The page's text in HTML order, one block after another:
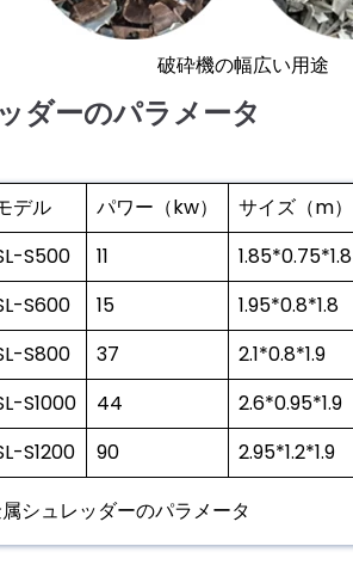
破砕機の幅広い用途
ダーのパラメータ
デル パワー（kw） サイズ（m）
S500
11 1.85*0.75*1.8
S600
15 1.95*0.8*1.8
S800
37 2.1*0.8*1.9
S1000
44 2.6*0.95*1.9
S1200
90 2.95*1.2*1.9
シュレッダーのパラメータ